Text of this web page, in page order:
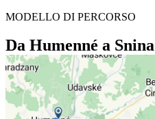
MODELLO DI PERCORSO
Da Humenné a Snina